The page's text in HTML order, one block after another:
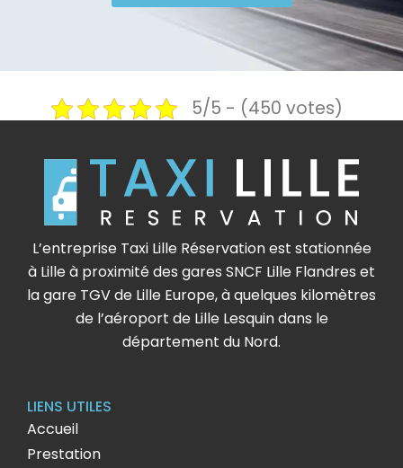
5/5 - (450 votes)
L’entreprise Taxi Lille Réservation est stationnée
à Lille à proximité des gares SNCF Lille Flandres et
la gare TGV de Lille Europe, à quelques kilomètres
de l’aéroport de Lille Lesquin dans le
département du Nord.
LIENS UTILES
Accueil
Prestation